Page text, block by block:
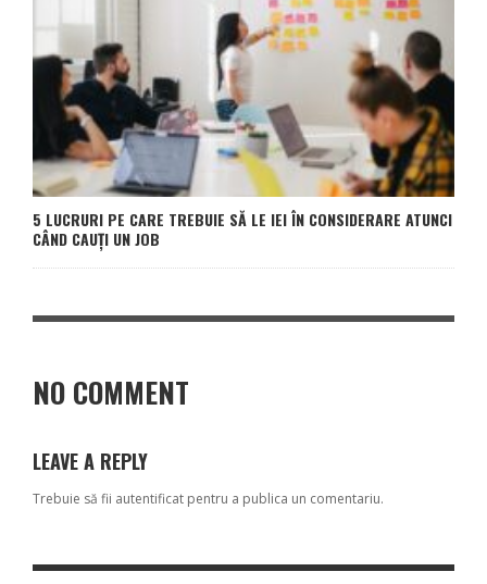
5 LUCRURI PE CARE TREBUIE SĂ LE IEI ÎN CONSIDERARE ATUNCI
CÂND CAUȚI UN JOB
NO COMMENT
LEAVE A REPLY
Trebuie să fii autentificat pentru a publica un comentariu.